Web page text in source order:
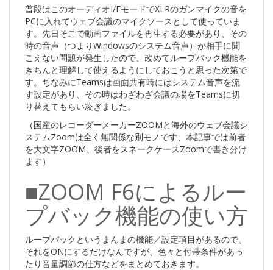
という音量分解能で記録します。時間方向ではなく音の大きさ方向の解像
度、一般的な"波形"でいう上...
普段はこのオーディオI/FモードでXLRのガンマイクの音を
PCに入れてウェブ会議のマイクソースとして使っていま
す。先日そこで動画ファイルを再生する必要があり、その
時の音声（つまりWindowsのシステム音声）が相手に聞
こえない問題が発生したので、改めてループバック機能を
きちんと理解して使えるようにしておこうと思った次第で
す。ちなみにTeamsは画面共有時にはシステム音声を流
す設定があり、その時はわざわざ会議の場をTeamsに切
り替えてもらい凌ぎました。
（国産のレコーダーメーカーZOOMと海外のウェブ会議シ
ステムZoomは全く無関係な別モノです、本記事では前者
を大文字ZOOM、後者をスネークケースZoomで書き分け
ます）
■ZOOM F6によるルー
プバック機能の使い方
ループバックというまんまの機能／設定項目があるので、
それをONにするだけなんですが、色々と付帯条件があっ
たり音量調節の仕方などをまとめておきます。